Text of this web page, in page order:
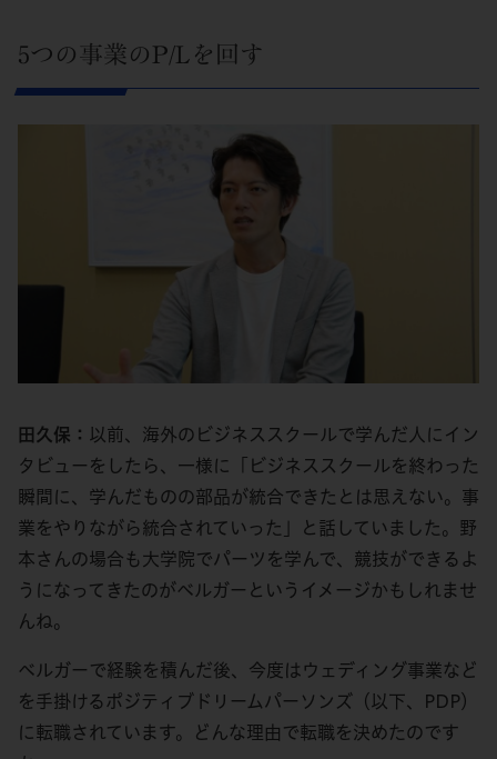
5つの事業のP/Lを回す
田久保： 以前、海外のビジネススクールで学んだ人にイン
タビューをしたら、一様に「ビジネススクールを終わった
瞬間に、学んだものの部品が統合できたとは思えない。事
業をやりながら統合されていった」と話していました。野
本さんの場合も大学院でパーツを学んで、競技ができるよ
うになってきたのがベルガーというイメージかもしれませ
んね。
ベルガーで経験を積んだ後、今度はウェディング事業など
を手掛けるポジティブドリームパーソンズ（以下、PDP）
に転職されています。どんな理由で転職を決めたのです